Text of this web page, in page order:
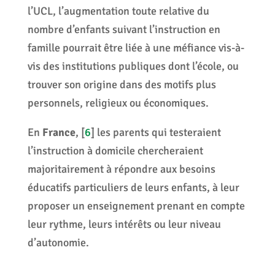
l’UCL, l’augmentation toute relative du
nombre d’enfants suivant l’instruction en
famille pourrait être liée à une méfiance vis-à-
vis des institutions publiques dont l’école, ou
trouver son origine dans des motifs plus
personnels, religieux ou économiques.
En France, [6] les parents qui testeraient
l’instruction à domicile chercheraient
majoritairement à répondre aux besoins
éducatifs particuliers de leurs enfants, à leur
proposer un enseignement prenant en compte
leur rythme, leurs intérêts ou leur niveau
d’autonomie.